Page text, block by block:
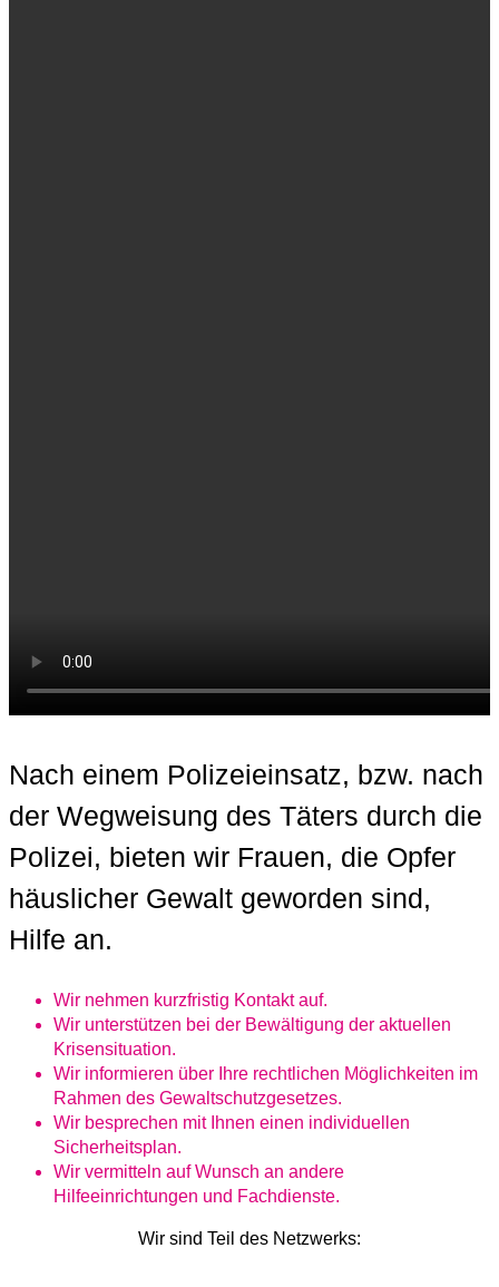
Nach einem Polizeieinsatz, bzw. nach
der Wegweisung des Täters durch die
Polizei, bieten wir Frauen, die Opfer
häuslicher Gewalt geworden sind,
Hilfe an.
Wir nehmen kurzfristig Kontakt auf.
Wir unterstützen bei der Bewältigung der aktuellen
Krisensituation.
Wir informieren über Ihre rechtlichen Möglichkeiten im
Rahmen des Gewaltschutzgesetzes.
Wir besprechen mit Ihnen einen individuellen
Sicherheitsplan.
Wir vermitteln auf Wunsch an andere
Hilfeeinrichtungen und Fachdienste.
Wir sind Teil des Netzwerks: